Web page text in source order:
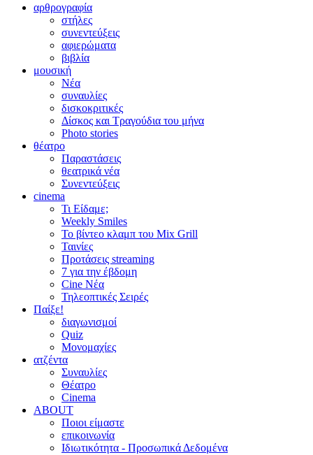
αρθρογραφία
στήλες
συνεντεύξεις
αφιερώματα
βιβλία
μουσική
Νέα
συναυλίες
δισκοκριτικές
Δίσκος και Τραγούδια του μήνα
Photo stories
θέατρο
Παραστάσεις
θεατρικά νέα
Συνεντεύξεις
cinema
Τι Είδαμε;
Weekly Smiles
Το βίντεο κλαμπ του Mix Grill
Ταινίες
Προτάσεις streaming
7 για την έβδομη
Cine Νέα
Τηλεοπτικές Σειρές
Παίξε!
διαγωνισμοί
Quiz
Μονομαχίες
ατζέντα
Συναυλίες
Θέατρο
Cinema
ABOUT
Ποιοι είμαστε
επικοινωνία
Ιδιωτικότητα - Προσωπικά Δεδομένα